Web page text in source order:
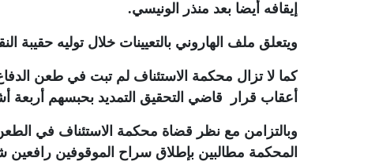
إيقافه أيضا بعد منذر الونيسي.
ويتعلق ملف الهاروني بالتعيينات خلال توليه
كما لا تزال محكمة الاستئناف لم تبت في طعن
أعقاب قرار قاضي التحقيق التمديد بحبسهم أربعة
وبالتزامن مع نظر قضاة محكمة الاستئناف في
المحكمة مطالبين بإطلاق سراح الموقوفين